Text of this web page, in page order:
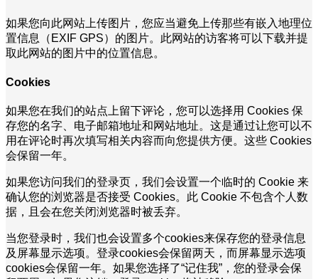
如果您向此网站上传图片，您应当避免上传那些有嵌入地理位
置信息（EXIF GPS）的图片。此网站的访客将可以下载并提
取此网站的图片中的位置信息。
Cookies
如果您在我们的站点上留下评论，您可以选择用 Cookies 保
存您的名字、电子邮箱地址和网站地址。这是通过让您可以不
用在评论时再次填写相关内容而向您提供方便。这些 Cookies
会保留一年。
如果您访问我们的登录页，我们会设置一个临时的 Cookie 来
确认您的浏览器是否接受 Cookies。此 Cookie 不包含个人数
据，且会在您关闭浏览器时被丢弃。
当您登录时，我们也会设置多个cookies来保存您的登录信息
及屏幕显示选项。登录cookies会保留两天，而屏幕显示选项
cookies会保留一年。如果您选择了“记住我”，您的登录会保